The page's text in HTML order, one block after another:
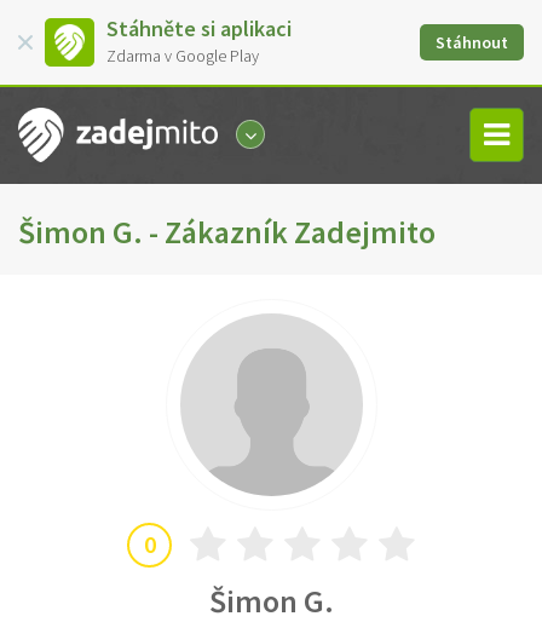
Stáhněte si aplikaci
Zdarma v Google Play
Stáhnout
Šimon G. - Zákazník Zadejmito
0
Šimon G.